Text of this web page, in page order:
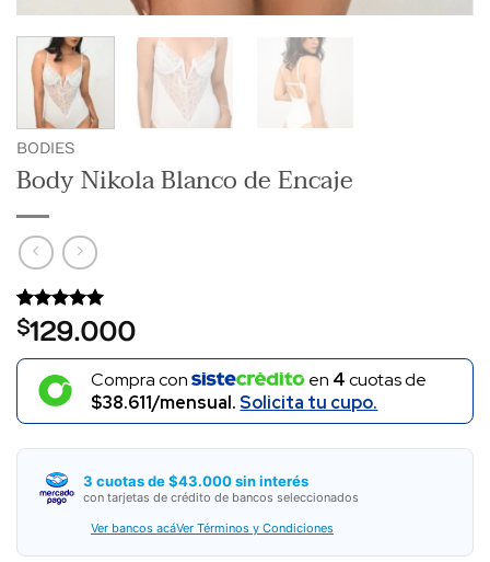
BODIES
Body Nikola Blanco de Encaje
Valorado
con5de 5
en base a
2
valoraciones
de clientes
$129.000
Compra con en 4cuotas de
$38.611/mensual.Solicita tu cupo.
3 cuotas de $43.000 sin interés
con tarjetas de crédito de bancos seleccionados
Ver bancos acáVer Términos y Condiciones